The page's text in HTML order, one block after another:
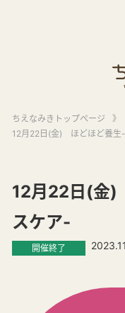
ちえなみきトップページ 》
12月22日(金) ほどほど養生
12月22日(金
スケア-
開催終了